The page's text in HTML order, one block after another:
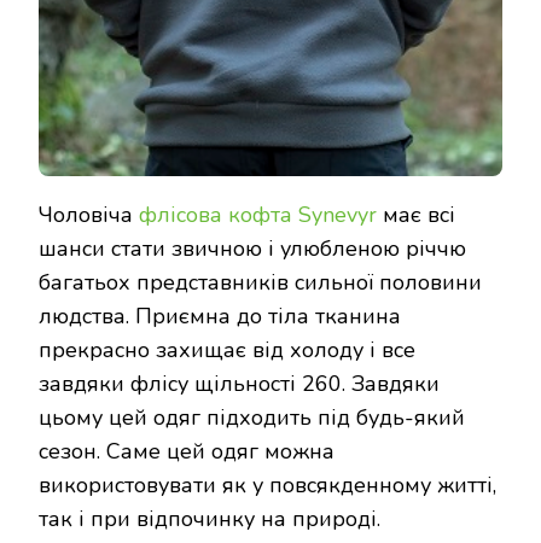
Чоловіча флісова кофта Synevyr має всі
шанси стати звичною і улюбленою річчю
багатьох представників сильної половини
людства. Приємна до тіла тканина
прекрасно захищає від холоду і все
завдяки флісу щільності 260. Завдяки
цьому цей одяг підходить під будь-який
сезон. Саме цей одяг можна
використовувати як у повсякденному житті,
так і при відпочинку на природі.